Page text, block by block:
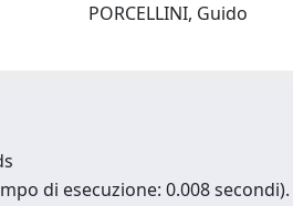
PORCELLINI, Guido
di esecuzione: 0.008 secondi).